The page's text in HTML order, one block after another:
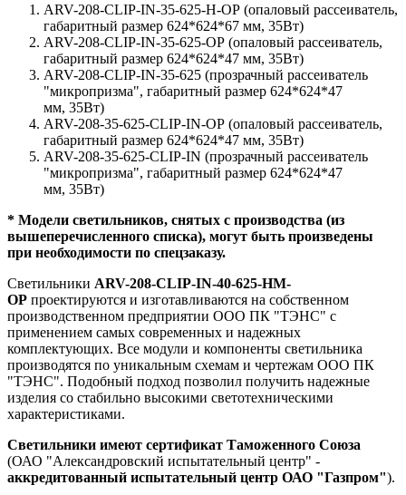
ARV-208-CLIP-IN-35-625-H-OP (опаловый рассеиватель,
габаритный размер 624*624*67 мм, 35Вт)
ARV-208-CLIP-IN-35-625-OP (опаловый рассеиватель,
габаритный размер 624*624*47 мм, 35Вт)
ARV-208-CLIP-IN-35-625 (прозрачный рассеиватель
"микропризма", габаритный размер 624*624*47
мм, 35Вт)
ARV-208-35-625-CLIP-IN-OP (опаловый рассеиватель,
габаритный размер 624*624*47 мм, 35Вт)
ARV-208-35-625-CLIP-IN (прозрачный рассеиватель
"микропризма", габаритный размер 624*624*47
мм, 35Вт)
* Модели светильников, снятых с производства (из
вышеперечисленного списка), могут быть произведены
при необходимости по спецзаказу.
Светильники ARV-208-CLIP-IN-40-625-НM-
OP проектируются и изготавливаются на собственном
производственном предприятии ООО ПК "ТЭНС" с
применением самых современных и надежных
комплектующих. Все модули и компоненты светильника
производятся по уникальным схемам и чертежам ООО ПК
"ТЭНС". Подобный подход позволил получить надежные
изделия со стабильно высокими светотехническими
характеристиками.
Светильники имеют сертификат Таможенного Союза
(ОАО "Александровский испытательный центр" -
аккредитованный испытательный центр ОАО "Газпром").